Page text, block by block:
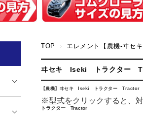
TOP エレメント【農機-ヰセキ
ヰセキ Iseki トラクター
【農機】ヰセキ Iseki トラクター Tractor
※型式をクリックすると、
トラクター Tractor